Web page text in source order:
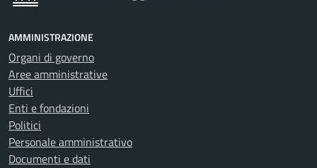
AMMINISTRAZIONE
Organi di governo
Aree amministrative
Uffici
Enti e fondazioni
Politici
Personale amministrativo
Documenti e dati